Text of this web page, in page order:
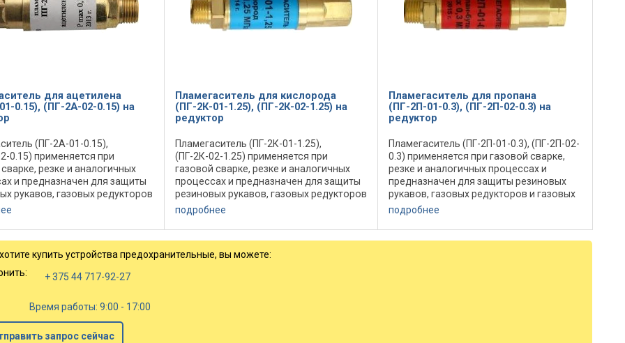
для ацетилена
0.15), (ПГ-2А-02-0.15) на
(ПГ-2А-01-0.15),
0.15) применяется при
резке и аналогичных
и предназначен для защиты
рукавов, газовых редукторов
баллонов от проникновения в
ударов пламени и ...
Пламегаситель для кислорода
(ПГ-2К-01-1.25), (ПГ-2К-02-1.25) на
редуктор
Пламегаситель (ПГ-2К-01-1.25),
(ПГ-2К-02-1.25) применяется при
газовой сварке, резке и аналогичных
процессах и предназначен для защиты
резиновых рукавов, газовых редукторов
и газовых баллонов от проникновения в
них обратных ударов пламени и ...
подробнее
Пламегаситель для пропана
(ПГ-2П-01-0.3), (ПГ-2П-02-0.3) на
редуктор
Пламегаситель (ПГ-2П-01-0.3), (ПГ-2П-02-
0.3) применяется при газовой сварке,
резке и аналогичных процессах и
предназначен для защиты резиновых
рукавов, газовых редукторов и газовых
баллонов от проникновения в них
обратных ударов пламени и ...
подробнее
купить устройства предохранительные, вы можете:
+ 375 44 717-92-27
Время работы: 9:00 - 17:00
запрос сейчас